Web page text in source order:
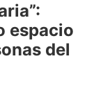
espacio
del